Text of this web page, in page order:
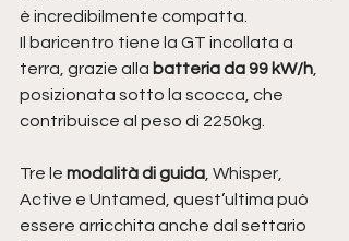
è incredibilmente compatta.
Il baricentro tiene la GT incollata a
terra, grazie alla batteria da 99 kW/h
posizionata sotto la scocca, che
contribuisce al peso di 2250kg.
Tre le modalità di guida , Whisper,
Active e Untamed, quest’ultima può
essere arricchita anche dal settario